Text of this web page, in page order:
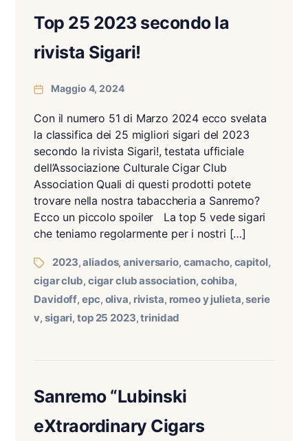
Top 25 2023 secondo la
rivista Sigari!
Maggio 4, 2024
Con il numero 51 di Marzo 2024 ecco svelata
la classifica dei 25 migliori sigari del 2023
secondo la rivista Sigari!, testata ufficiale
dell’Associazione Culturale Cigar Club
Association Quali di questi prodotti potete
trovare nella nostra tabaccheria a Sanremo?
Ecco un piccolo spoiler La top 5 vede sigari
che teniamo regolarmente per i nostri […]
2023,aliados,aniversario, camacho, capitol,
cigar club, cigar club association, cohiba,
Davidoff,epc, oliva, rivista, romeo y julieta,serie
v, sigari,top 25 2023,trinidad
Sanremo “Lubinski
eXtraordinary Cigars